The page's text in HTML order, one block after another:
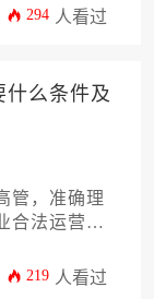
财务报表到
294 人看过
什么条件及
管，准确理
合法运营的
、提交时限
219 人看过